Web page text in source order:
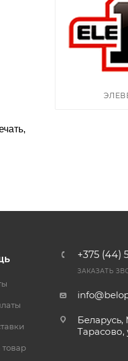
товар
+375 (44)
ЗАКАЗАТЬ
Беларусь,
Тарасово,